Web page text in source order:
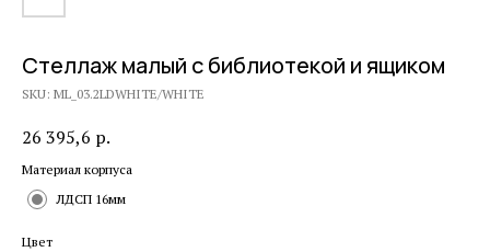
Стеллаж малый с библиотекой и ящиком
SKU: ML_03.2LDWHITE/WHITE
26 395,6 р.
Материал корпуса
ЛДСП 16мм
Цвет